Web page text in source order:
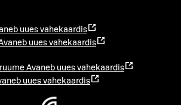
uues vahekaardis
uues vahekaardis
Avaneb uues vahekaardis
uues vahekaardis